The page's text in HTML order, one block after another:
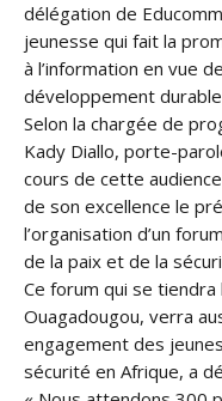
délégation de
jeunesse qui fait la
à l’information en vue
développement
Selon la chargée de
Kady Diallo, porte-
cours de cette
de son excellence le
l’organisation d’un
de la paix et de la
Ce forum qui se
Ouagadougou, verra
engagement des
sécurité en Afrique, a